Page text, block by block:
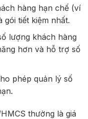
hàng hạn chế (ví
gói tiết kiệm nhất.
lượng khách hàng
hơn và hỗ trợ số
phép quản lý số
thường là giá